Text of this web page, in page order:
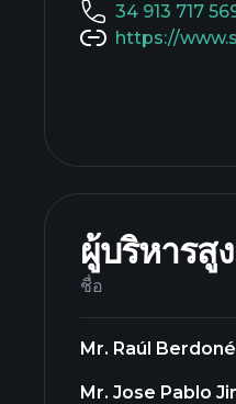
34 913 717
https://
ผู้บริหารสู
ชื่อ
Mr. Raúl
Mr. Jose Pablo